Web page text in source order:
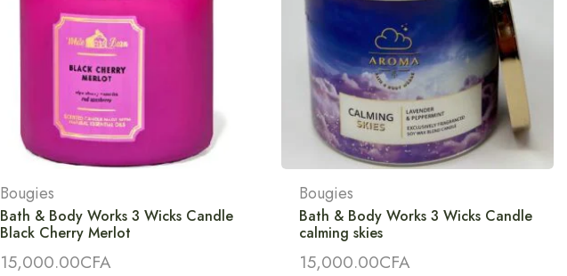
Bougies
Bath & Body Works 3 Wicks Candle
Black Cherry Merlot
15,000.00CFA
Bougies
Bath & Body Works 3 Wicks Candle
calming skies
15,000.00CFA